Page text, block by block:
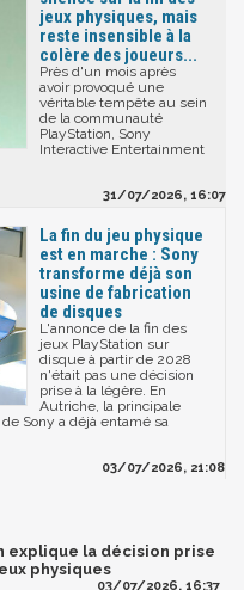
jeux physiques, mais
reste insensible à la
colère des joueurs...
Près d'un mois après
avoir provoqué une
véritable tempête au sein
de la communauté
PlayStation, Sony
Interactive Entertainment
31/07/2026, 16:07
La fin du jeu physique
est en marche : Sony
transforme déjà son
usine de fabrication
de disques
L'annonce de la fin des
jeux PlayStation sur
disque à partir de 2028
n'était pas une décision
prise à la légère. En
Autriche, la principale
Sony a déjà entamé sa
03/07/2026, 21:08
explique la décision prise
physiques
03/07/2026, 16:37